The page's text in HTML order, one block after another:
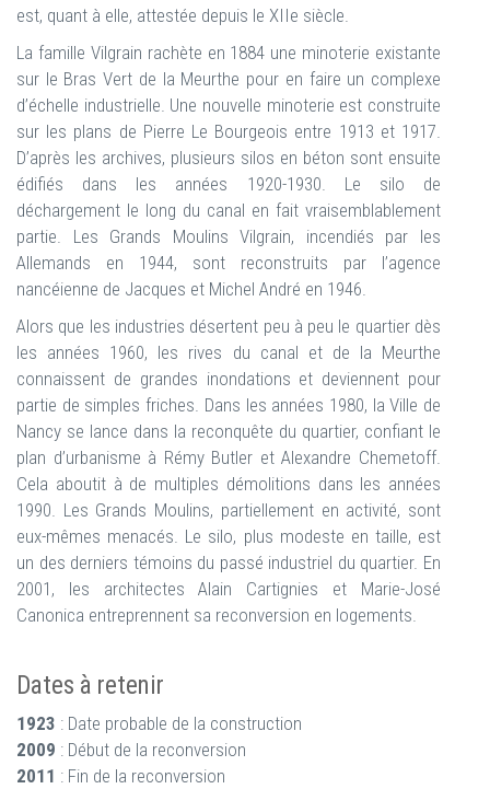
est, quant à elle, attestée depuis le XIIe siècle.
La famille Vilgrain rachète en 1884 une minoterie existante
sur le Bras Vert de la Meurthe pour en faire un complexe
d’échelle industrielle. Une nouvelle minoterie est construite
sur les plans de Pierre Le Bourgeois entre 1913 et 1917.
D’après les archives, plusieurs silos en béton sont ensuite
édifiés dans les années 1920-1930. Le silo de
déchargement le long du canal en fait vraisemblablement
partie. Les Grands Moulins Vilgrain, incendiés par les
Allemands en 1944, sont reconstruits par l’agence
nancéienne de Jacques et Michel André en 1946.
Alors que les industries désertent peu à peu le quartier dès
les années 1960, les rives du canal et de la Meurthe
connaissent de grandes inondations et deviennent pour
partie de simples friches. Dans les années 1980, la Ville de
Nancy se lance dans la reconquête du quartier, confiant le
plan d’urbanisme à Rémy Butler et Alexandre Chemetoff.
Cela aboutit à de multiples démolitions dans les années
1990. Les Grands Moulins, partiellement en activité, sont
eux-mêmes menacés. Le silo, plus modeste en taille, est
un des derniers témoins du passé industriel du quartier. En
2001, les architectes Alain Cartignies et Marie-José
Canonica entreprennent sa reconversion en logements.
Dates à retenir
1923 : Date probable de la construction
2009 : Début de la reconversion
2011 : Fin de la reconversion